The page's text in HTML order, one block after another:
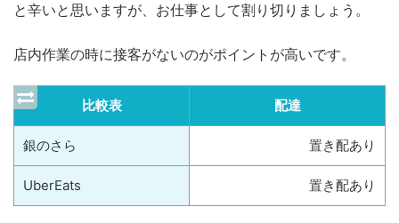
と辛いと思いますが、お仕事として割り切りましょう。
店内作業の時に接客がないのがポイントが高いです。
比較表 配達
銀のさら 置き配あり
UberEats 置き配あり